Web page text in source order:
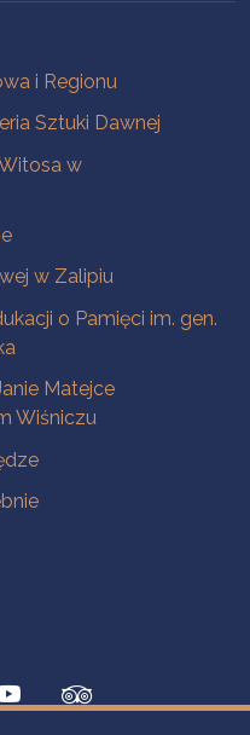
i Regionu
Sztuki Dawnej
w
w Zalipiu
o Pamięci im. gen.
Matejce
Wiśniczu